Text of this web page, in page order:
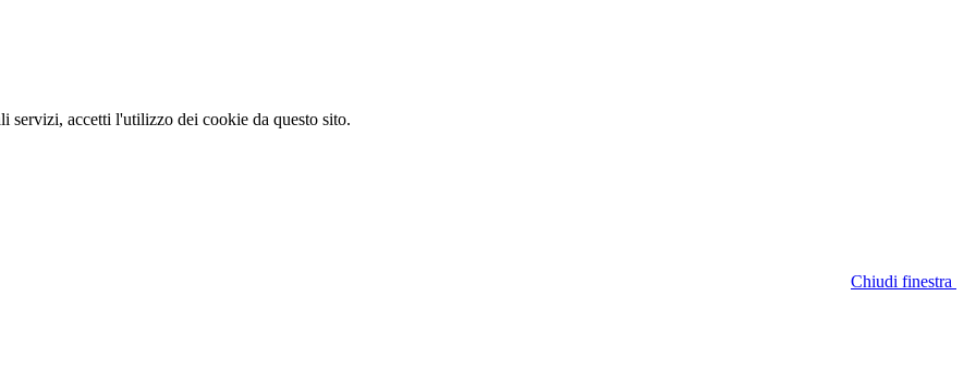
accetti l'utilizzo dei cookie da questo sito.
Chiudi finestra